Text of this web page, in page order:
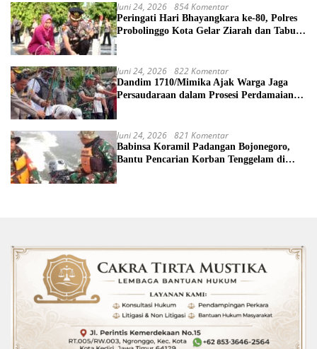
Juni 24, 2026 854 Komentar
Peringati Hari Bhayangkara ke-80, Polres
Probolinggo Kota Gelar Ziarah dan Tabur
Juni 24, 2026 822 Komentar
Dandim 1710/Mimika Ajak Warga Jaga
Persaudaraan dalam Prosesi Perdamaian
Juni 24, 2026 821 Komentar
Babinsa Koramil Padangan Bojonegoro,
Bantu Pencarian Korban Tenggelam di